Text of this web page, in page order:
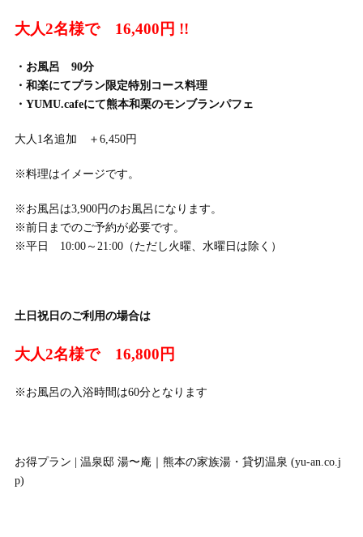
大人2名様で 16,400円 !!
・お風呂 90分
・和楽にてプラン限定特別コース料理
・YUMU.cafeにて熊本和栗のモンブランパフェ
大人1名追加 ＋6,450円
※料理はイメージです。
※お風呂は3,900円のお風呂になります。
※前日までのご予約が必要です。
※平日 10:00～21:00（ただし火曜、水曜日は除く）
土日祝日のご利用の場合は
大人2名様で 16,800円
※お風呂の入浴時間は60分となります
お得プラン | 温泉邸 湯〜庵｜熊本の家族湯・貸切温泉 (yu-an.co.j
p)